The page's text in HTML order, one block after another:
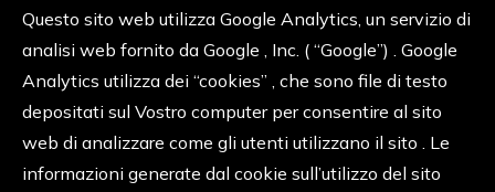
Questo sito web utilizza Google Analytics, un servizio di
analisi web fornito da Google , Inc. ( “Google”) . Google
Analytics utilizza dei “cookies” , che sono file di testo
depositati sul Vostro computer per consentire al sito
web di analizzare come gli utenti utilizzano il sito . Le
informazioni generate dal cookie sull’utilizzo del sito